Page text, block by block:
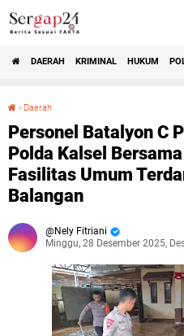
DAERAH KRIMINAL HUKUM
› Daerah
Personel Batalyon C
Polda Kalsel
Fasilitas Umum
Balangan
Nely Fitriani
Minggu, 28 Desember 2025,